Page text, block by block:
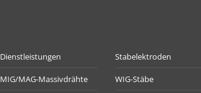
Dienstleistungen Stabelektroden
MIG/MAG-Massivdrähte WIG-Stäbe